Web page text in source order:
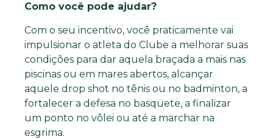
Como você pode ajudar?
Com o seu incentivo, você praticamente vai
impulsionar o atleta do Clube a melhorar suas
condições para dar aquela braçada a mais nas
piscinas ou em mares abertos, alcançar
aquele drop shot no tênis ou no badminton, a
fortalecer a defesa no basquete, a finalizar
um ponto no vôlei ou até a marchar na
esgrima.